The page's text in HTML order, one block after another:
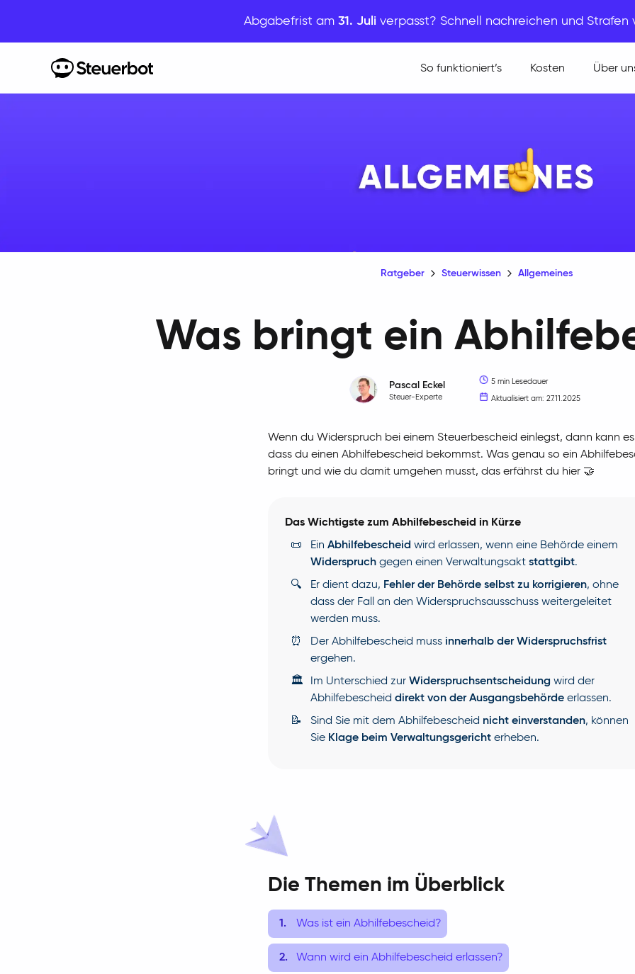
Abgabefrist am 31. Juli verpasst? Schnell nachreichen und Strafen
So funktioniert’s Kosten Über
Ratgeber Steuerwissen Allgemeines
Was bringt ein
Pascal Eckel
Steuer-Experte
5 min Lesedauer
Aktualisiert am: 27.11.2025
Wenn du Widerspruch bei einem Steuerbescheid einlegst, dann kann es
dass du einen Abhilfebescheid bekommst. Was genau so ein
bringt und wie du damit umgehen musst, das erfährst du hier 🤝
Das Wichtigste zum Abhilfebescheid in Kürze
📜
Ein Abhilfebescheid wird erlassen, wenn eine Behörde einem
Widerspruch gegen einen Verwaltungsakt stattgibt.
🔍
Er dient dazu, Fehler der Behörde selbst zu korrigieren, ohne
dass der Fall an den Widerspruchsausschuss weitergeleitet
werden muss.
⏰
Der Abhilfebescheid muss innerhalb der Widerspruchsfrist
ergehen.
🏛️
Im Unterschied zur Widerspruchsentscheidung wird der
Abhilfebescheid direkt von der Ausgangsbehörde erlassen.
📝
Sind Sie mit dem Abhilfebescheid nicht einverstanden, können
Sie Klage beim Verwaltungsgericht erheben.
Die Themen im Überblick
Was ist ein Abhilfebescheid?
Wann wird ein Abhilfebescheid erlassen?